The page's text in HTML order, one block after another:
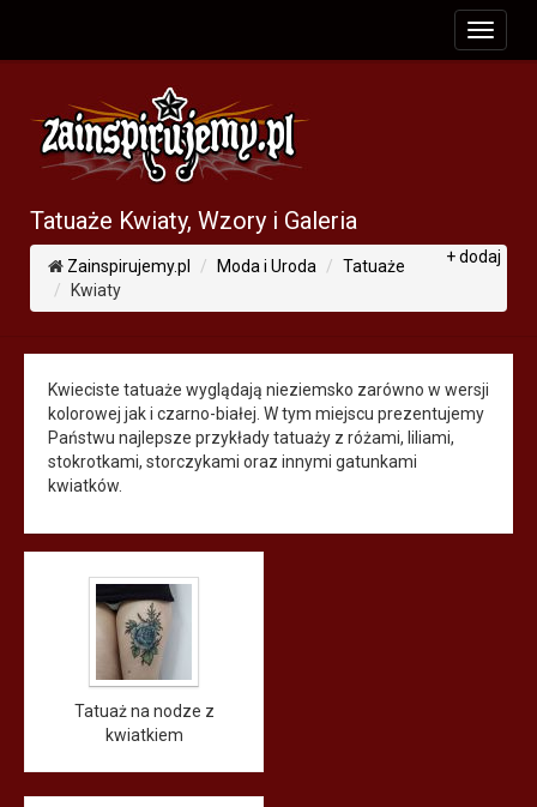
toggle
Tatuaże Kwiaty, Wzory i Galeria
+ dodaj
Zainspirujemy.pl Moda i Uroda
Tatuaże
Kwiaty
Kwieciste tatuaże wyglądają nieziemsko zarówno w wersji
kolorowej jak i czarno-białej. W tym miejscu prezentujemy
Państwu najlepsze przykłady tatuaży z różami, liliami,
stokrotkami, storczykami oraz innymi gatunkami
kwiatków.
Tatuaż na nodze z
kwiatkiem